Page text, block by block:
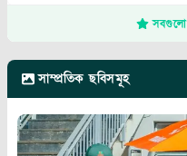
সবগুলো
সাম্প্রতিক ছবিসমূহ